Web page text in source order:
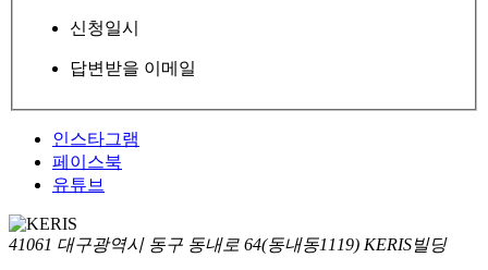
신청일시
답변받을 이메일
인스타그램
페이스북
유튜브
41061 대구광역시 동구 동내로 64(동내동1119) KERIS빌딩